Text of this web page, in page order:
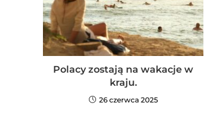
Polacy zostają na wakacje w
kraju.
26 czerwca 2025